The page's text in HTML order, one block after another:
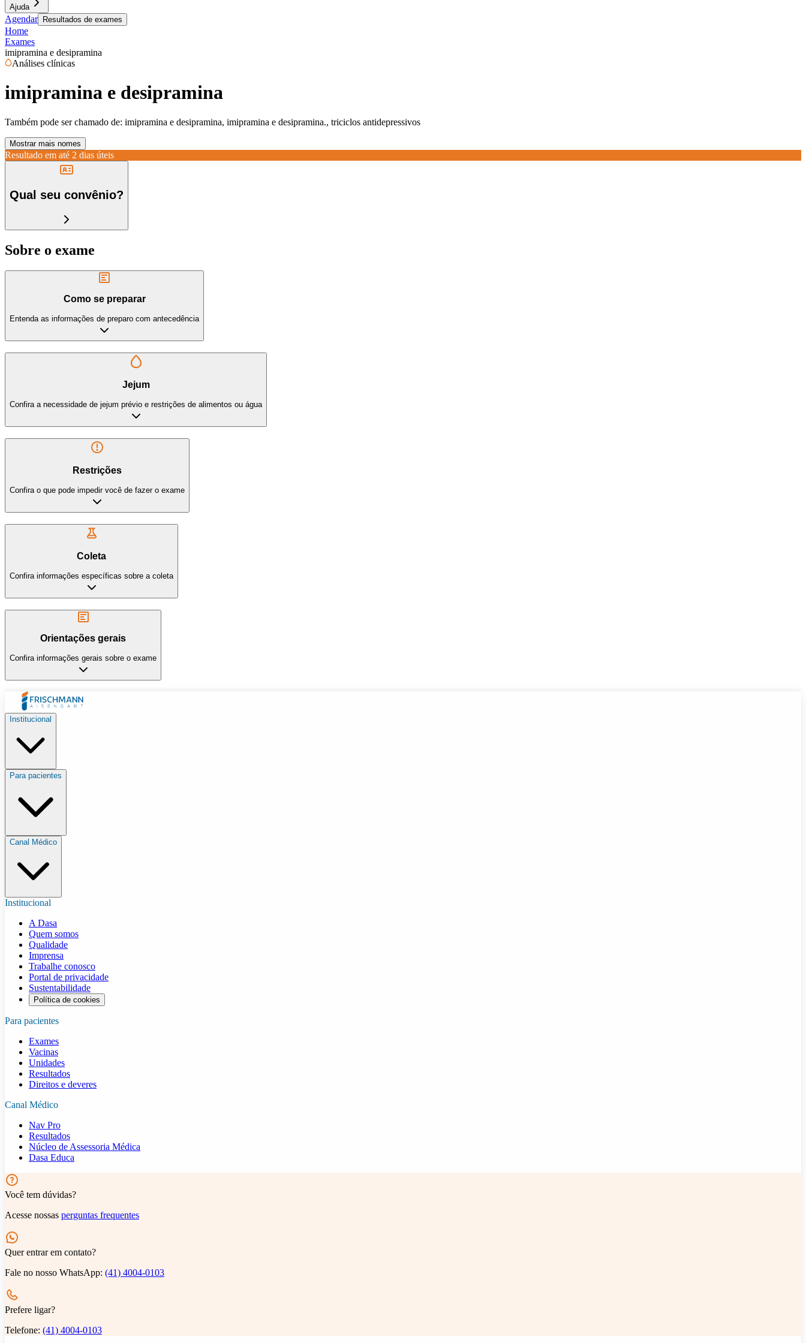
Ajuda
Agendar Resultados de exames
Home
Exames
imipramina e desipramina
Análises clínicas
imipramina e desipramina
Também pode ser chamado de: imipramina e desipramina, imipramina e desipramina., triciclos antidepressivos
Mostrar mais nomes
Resultado em até 2 dias úteis
Qual seu convênio?
Sobre o exame
Como se preparar
Entenda as informações de preparo com antecedência
Jejum
Confira a necessidade de jejum prévio e restrições de alimentos ou água
Restrições
Confira o que pode impedir você de fazer o exame
Coleta
Confira informações específicas sobre a coleta
Orientações gerais
Confira informações gerais sobre o exame
Institucional
Para pacientes
Canal Médico
Institucional
A Dasa
Quem somos
Qualidade
Imprensa
Trabalhe conosco
Portal de privacidade
Sustentabilidade
Política de cookies
Para pacientes
Exames
Vacinas
Unidades
Resultados
Direitos e deveres
Canal Médico
Nav Pro
Resultados
Núcleo de Assessoria Médica
Dasa Educa
Você tem dúvidas?
Acesse nossas perguntas frequentes
Quer entrar em contato?
Fale no nosso WhatsApp: (41) 4004-0103
Prefere ligar?
Telefone: (41) 4004-0103